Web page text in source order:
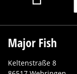
Major Fish
Keltenstraße 8